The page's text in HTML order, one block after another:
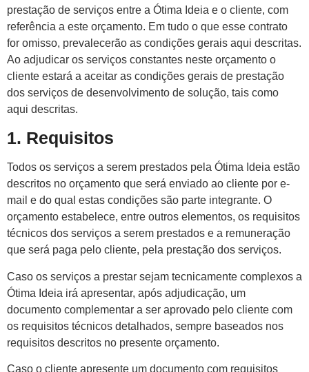
prestação de serviços entre a Ótima Ideia e o cliente, com
referência a este orçamento. Em tudo o que esse contrato
for omisso, prevalecerão as condições gerais aqui descritas.
Ao adjudicar os serviços constantes neste orçamento o
cliente estará a aceitar as condições gerais de prestação
dos serviços de desenvolvimento de solução, tais como
aqui descritas.
1. Requisitos
Todos os serviços a serem prestados pela Ótima Ideia estão
descritos no orçamento que será enviado ao cliente por e-
mail e do qual estas condições são parte integrante. O
orçamento estabelece, entre outros elementos, os requisitos
técnicos dos serviços a serem prestados e a remuneração
que será paga pelo cliente, pela prestação dos serviços.
Caso os serviços a prestar sejam tecnicamente complexos a
Ótima Ideia irá apresentar, após adjudicação, um
documento complementar a ser aprovado pelo cliente com
os requisitos técnicos detalhados, sempre baseados nos
requisitos descritos no presente orçamento.
Caso o cliente apresente um documento com requisitos